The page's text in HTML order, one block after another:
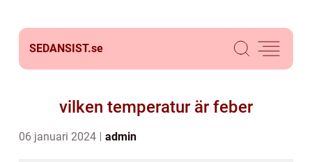
SEDANSIST.se
vilken temperatur är feber
06 januari 2024 admin